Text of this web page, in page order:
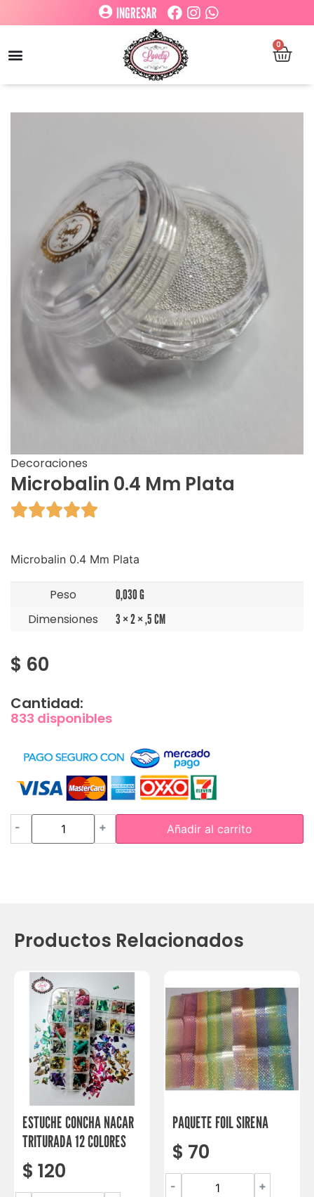
INGRESAR
0
Decoraciones
Microbalin 0.4 Mm Plata

Microbalin 0.4 Mm Plata
Peso 0,030 G
Dimensiones 3 × 2 × ,5 CM
$ 60
Cantidad:
833 disponibles
- + Añadir al carrito
Productos Relacionados
ESTUCHE CONCHA NACAR
TRITURADA 12 COLORES
$ 120
PAQUETE FOIL SIRENA
$ 70
- +